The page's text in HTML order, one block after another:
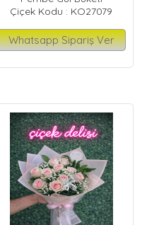
Çiçek Kodu : KO27079
Whatsapp Sipariş Ver